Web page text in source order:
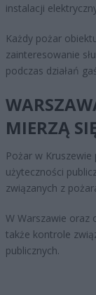
instalacji
Każdy pożar
zainteresowanie
podczas działań
MIERZĄ
Pożar w
użyteczności
związanych z
W Warszawie oraz
także kontrole
publicznych.